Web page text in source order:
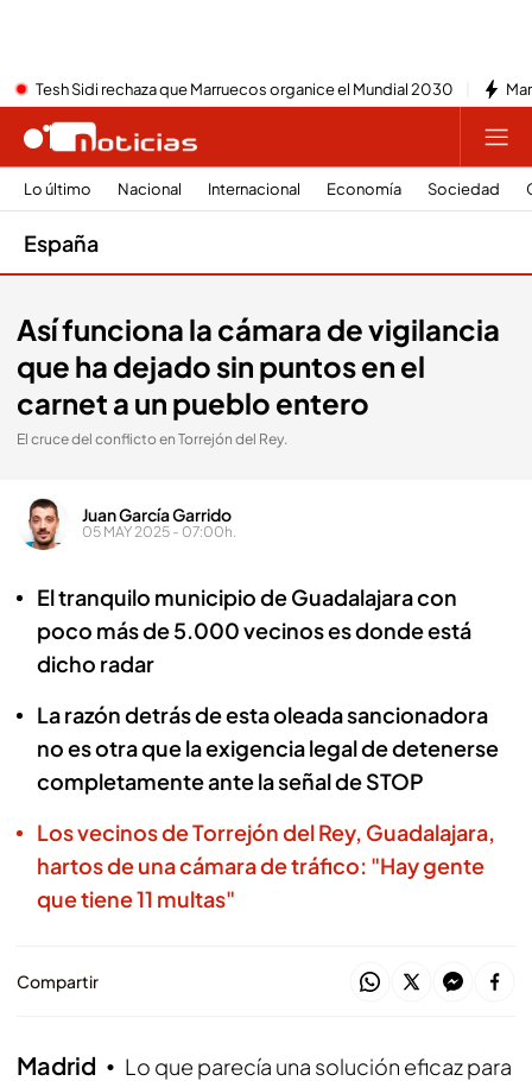
Tesh Sidi rechaza que Marruecos organice el Mundial 2030
Lo último Nacional Internacional Economía Sociedad
España
Así funciona la cámara de vigilancia
que ha dejado sin puntos en el
carnet a un pueblo entero
El cruce del conflicto en Torrejón del Rey.
Juan García Garrido
05 MAY 2025 - 07:00h.
El tranquilo municipio de Guadalajara con
poco más de 5.000 vecinos es donde está
dicho radar
La razón detrás de esta oleada sancionadora
no es otra que la exigencia legal de detenerse
completamente ante la señal de STOP
Los vecinos de Torrejón del Rey, Guadalajara,
hartos de una cámara de tráfico: "Hay gente
que tiene 11 multas"
Compartir
Madrid
Lo que parecía una solución eficaz para